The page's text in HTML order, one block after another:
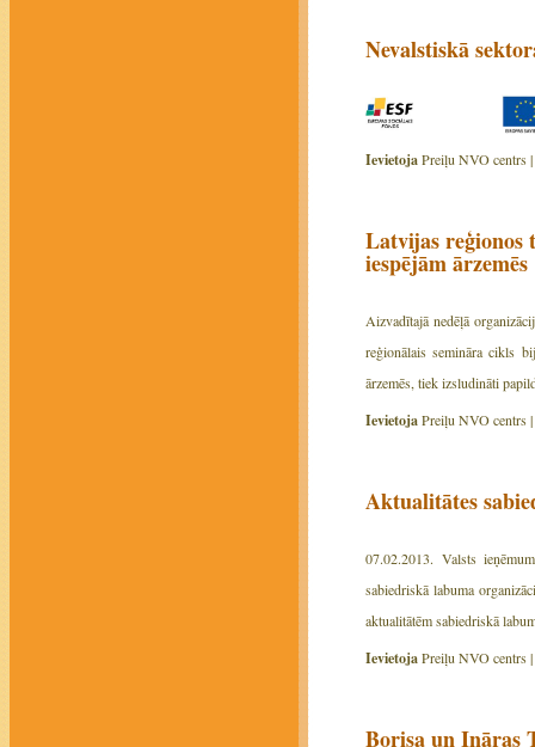
Nevalstiskā
IevietojaPreiļu NVO centrs |
Latvijas reģionos
iespējām ārzemēs
Aizvadītajā nedēļā
reģionālais semināra cikls
ārzemēs, tiek izsludināti
IevietojaPreiļu NVO centrs |
Aktualitātes
07.02.2013. Valsts
sabiedriskā labuma
aktualitātēm sabiedriskā
IevietojaPreiļu NVO centrs |
Borisa un Ināras